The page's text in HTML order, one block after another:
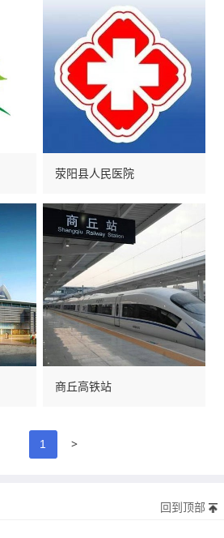
荥阳县人民医院
商丘高铁站
1 >
回到顶部